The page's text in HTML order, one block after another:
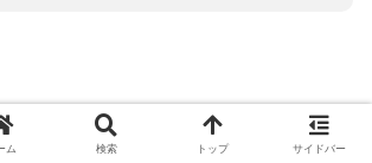
6年）7月29日午前4時～12月30日
ム 検索 トップ サイドバー